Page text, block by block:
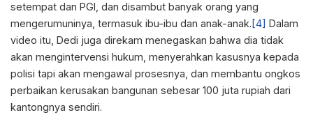
setempat dan PGI, dan disambut banyak orang yang
mengerumuninya, termasuk ibu-ibu dan anak-anak. [4] Dalam
video itu, Dedi juga direkam menegaskan bahwa dia tidak
akan mengintervensi hukum, menyerahkan kasusnya kepada
polisi tapi akan mengawal prosesnya, dan membantu ongkos
perbaikan kerusakan bangunan sebesar 100 juta rupiah dari
kantongnya sendiri.